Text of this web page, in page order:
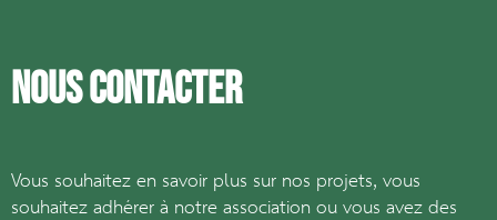
Nous contacter
Vous souhaitez en savoir plus sur nos projets, vous
souhaitez adhérer à notre association ou vous avez des